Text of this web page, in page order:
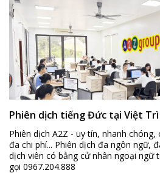
Phiên dịch tiếng Đức tại Việt Trì
Phiên dịch A2Z - uy tín, nhanh
đa chi phí... Phiên dịch đa ngôn ngữ,
dịch viên có bằng cử nhân ngoại ngữ
gọi 0967.204.888